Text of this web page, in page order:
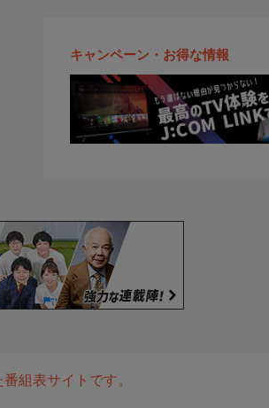
キャンペーン・お得な情報
組表サイトです。